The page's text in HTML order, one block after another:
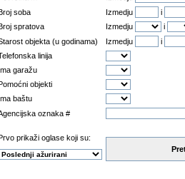
Broj soba
Izmedju
i
Broj spratova
Izmedju
i
objekta (u godinama)
Izmedju
i
linija
Ima garažu
Pomoćni objekti
Ima baštu
oznaka #
Prvo prikaži oglase koji su: